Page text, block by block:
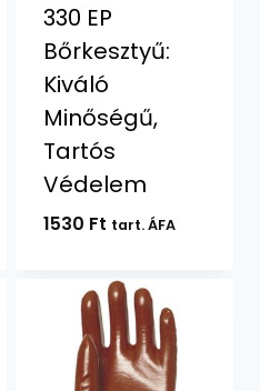
330 EP
Bőrkesztyű:
Kiváló
Minőségű,
Tartós
Védelem
1530 Ft tart. ÁFA